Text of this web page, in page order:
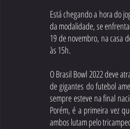
Está chegando a hora do
da modalidade, se
19 de novembro, na casa
às 15h.
O Brasil Bowl 2022 deve
de gigantes do futebol
sempre esteve na final
Porém, é a primeira vez
ambos lutam pelo